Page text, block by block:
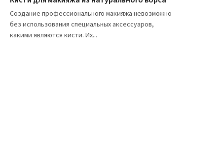
Создание профессионального макияжа невозможно
без использования специальных аксессуаров,
какими являются кисти. Их...